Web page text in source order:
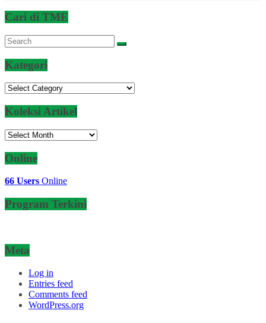
Cari di TME
Kategori
Kategori
Koleksi Artikel
Koleksi
Online
66 Users Online
Program Terkini
Meta
Log in
Entries feed
Comments feed
WordPress.org